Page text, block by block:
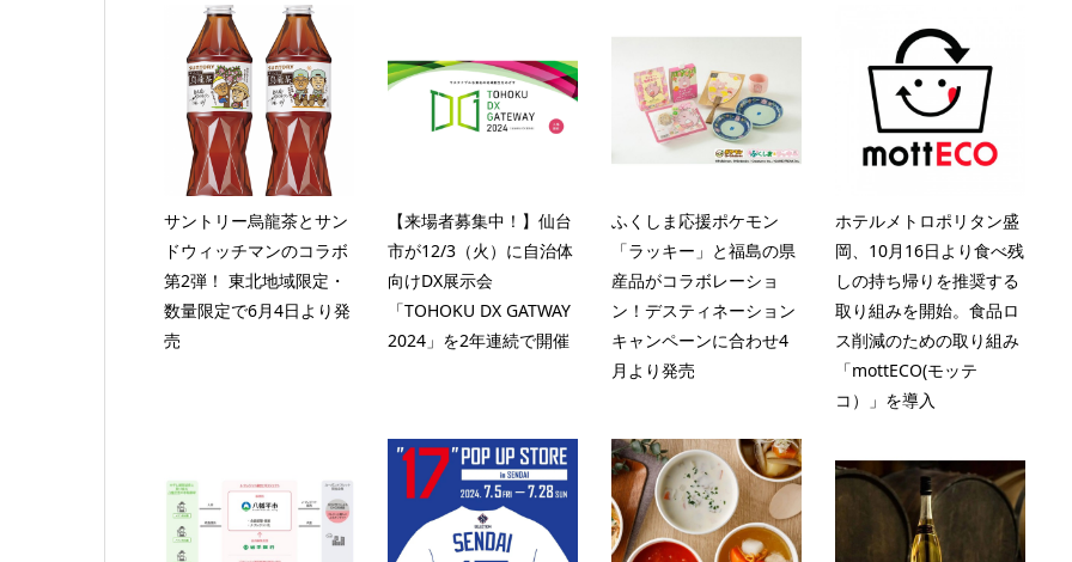
サントリー烏龍茶とサン
ドウィッチマンのコラボ
第2弾！ 東北地域限定・
数量限定で6月4日より発
売
【来場者募集中！】仙台
市が12/3（火）に自治体
向けDX展示会
「TOHOKU DX GATWAY
2024」を2年連続で開催
ふくしま応援ポケモン
「ラッキー」と福島の県
産品がコラボレーショ
ン！デスティネーション
キャンペーンに合わせ4
月より発売
ホテルメトロポリタン盛
岡、10月16日より食べ残
しの持ち帰りを推奨する
取り組みを開始。食品ロ
ス削減のための取り組み
「mottECO(モッテ
コ）」を導入